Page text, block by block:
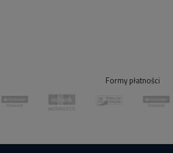
Formy płatności